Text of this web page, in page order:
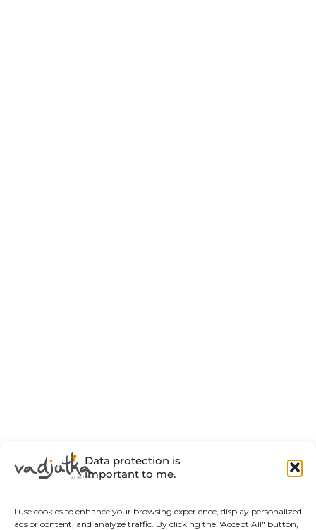
Data protection is
important to me.
I use cookies to enhance your browsing experience, display personalized
ads or content, and analyze traffic. By clicking the "Accept All" button,